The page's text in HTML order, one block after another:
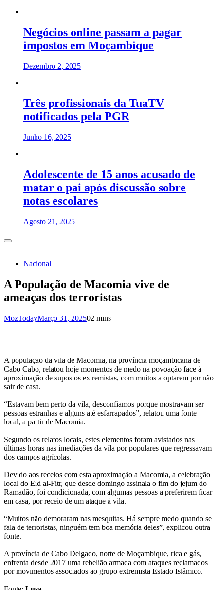
Negócios online passam a pagar
impostos em Moçambique
Dezembro 2, 2025
Três profissionais da TuaTV
notificados pela PGR
Junho 16, 2025
Adolescente de 15 anos acusado de
matar o pai após discussão sobre
notas escolares
Agosto 21, 2025
Nacional
A População de Macomia vive de
ameaças dos terroristas
MozTodayMarço 31, 202502 mins
A população da vila de Macomia, na província moçambicana de
Cabo Cabo, relatou hoje momentos de medo na povoação face à
aproximação de supostos extremistas, com muitos a optarem por não
sair de casa.
“Estavam bem perto da vila, desconfiamos porque mostravam ser
pessoas estranhas e alguns até esfarrapados”, relatou uma fonte
local, a partir de Macomia.
Segundo os relatos locais, estes elementos foram avistados nas
últimas horas nas imediações da vila por populares que regressavam
dos campos agrícolas.
Devido aos receios com esta aproximação a Macomia, a celebração
local do Eid al-Fitr, que desde domingo assinala o fim do jejum do
Ramadão, foi condicionada, com algumas pessoas a preferirem ficar
em casa, por receio de um ataque à vila.
“Muitos não demoraram nas mesquitas. Há sempre medo quando se
fala de terroristas, ninguém tem boa memória deles”, explicou outra
fonte.
A província de Cabo Delgado, norte de Moçambique, rica e gás,
enfrenta desde 2017 uma rebelião armada com ataques reclamados
por movimentos associados ao grupo extremista Estado Islâmico.